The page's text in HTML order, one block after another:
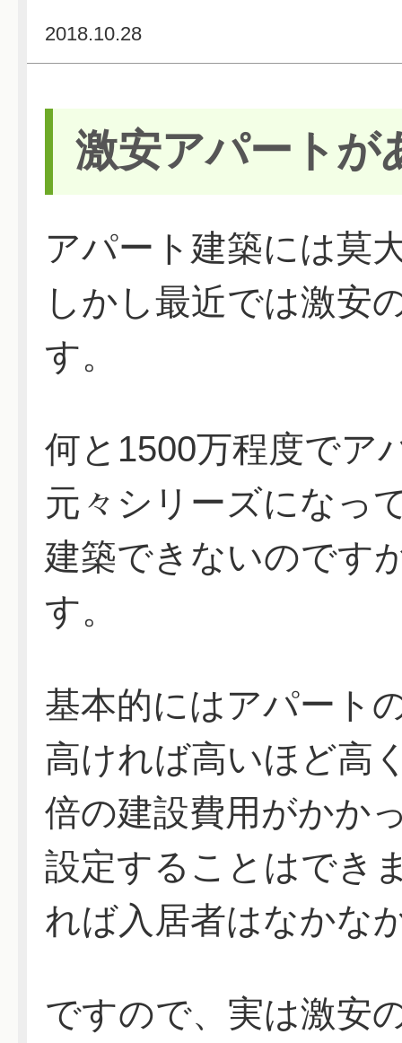
2018.10.28
激安アパートが
アパート建築には莫
しかし最近では激安
す。
何と1500万程度でア
元々シリーズになっ
建築できないのです
す。
基本的にはアパート
高ければ高いほど高
倍の建設費用がかか
設定することはでき
れば入居者はなかな
ですので、実は激安